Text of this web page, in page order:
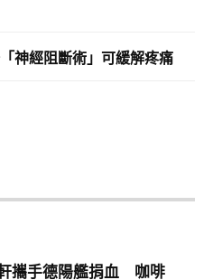
神經阻斷術」可緩解疼痛